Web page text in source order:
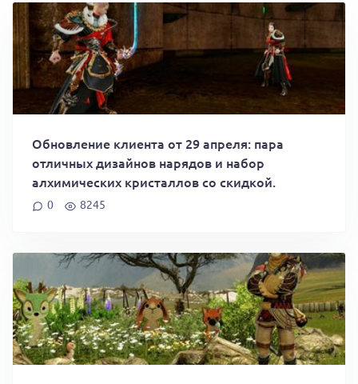
Обновление клиента от 29 апреля: пара
отличных дизайнов нарядов и набор
алхимических кристаллов со скидкой.
0 8245